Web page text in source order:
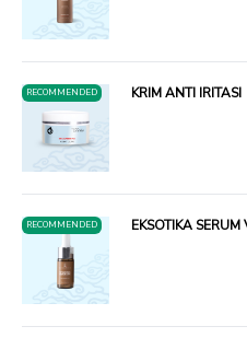
RECOMMENDED KRIM ANTI IRITASI
RECOMMENDED EKSOTIKA